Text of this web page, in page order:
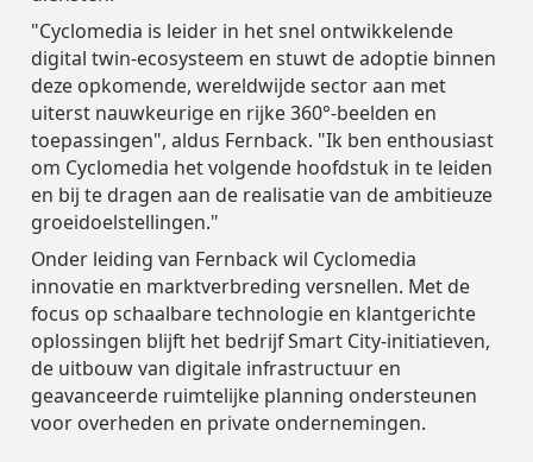
Leiderschapsteam
"Cyclomedia is leider in het snel ontwikkelende
digital twin-ecosysteem en stuwt de adoptie binnen
deze opkomende, wereldwijde sector aan met
uiterst nauwkeurige en rijke 360°-beelden en
toepassingen", aldus Fernback. "Ik ben enthousiast
om Cyclomedia het volgende hoofdstuk in te leiden
en bij te dragen aan de realisatie van de ambitieuze
groeidoelstellingen."
Onder leiding van Fernback wil Cyclomedia
innovatie en marktverbreding versnellen. Met de
focus op schaalbare technologie en klantgerichte
oplossingen blijft het bedrijf Smart City-initiatieven,
de uitbouw van digitale infrastructuur en
geavanceerde ruimtelijke planning ondersteunen
voor overheden en private ondernemingen.
Duurzaamheid
Leiderschapsteam
Duurzaamheid
Leiderschapsteam